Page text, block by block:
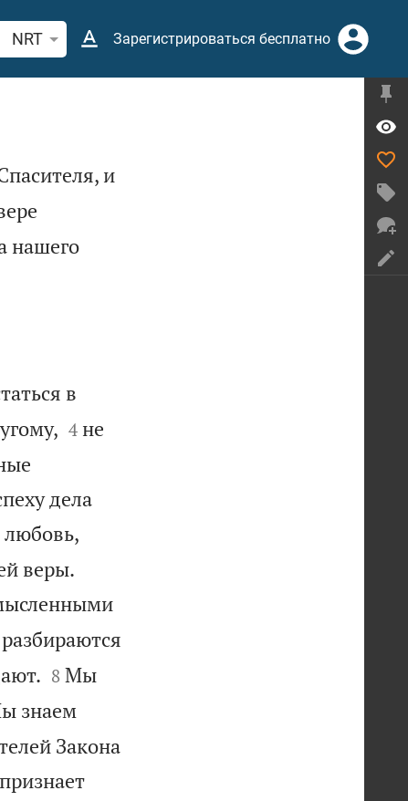
по отрывку из Библии или термину
NRT Зарегистрироваться бесплатно
и
нашего
в

4 не
дела
любовь,
веры.

8 Мы
знаем
Закона